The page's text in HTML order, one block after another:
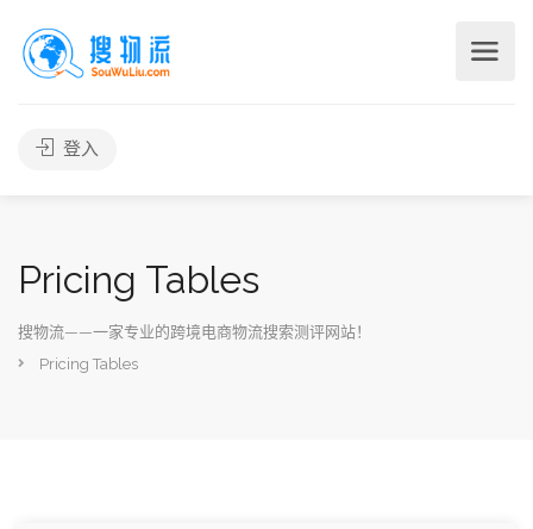
登入
Pricing Tables
搜物流——一家专业的跨境电商物流搜索测评网站！
Pricing Tables